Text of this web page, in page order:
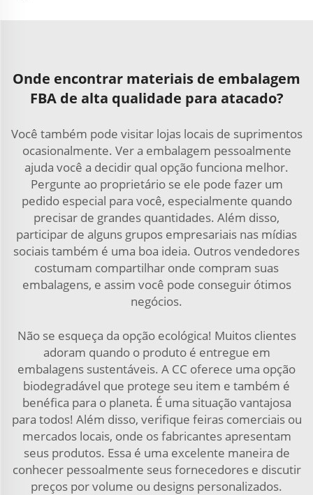
Onde encontrar materiais de embalagem
FBA de alta qualidade para atacado?
Você também pode visitar lojas locais de suprimentos
ocasionalmente. Ver a embalagem pessoalmente
ajuda você a decidir qual opção funciona melhor.
Pergunte ao proprietário se ele pode fazer um
pedido especial para você, especialmente quando
precisar de grandes quantidades. Além disso,
participar de alguns grupos empresariais nas mídias
sociais também é uma boa ideia. Outros vendedores
costumam compartilhar onde compram suas
embalagens, e assim você pode conseguir ótimos
negócios.
Não se esqueça da opção ecológica! Muitos clientes
adoram quando o produto é entregue em
embalagens sustentáveis. A CC oferece uma opção
biodegradável que protege seu item e também é
benéfica para o planeta. É uma situação vantajosa
para todos! Além disso, verifique feiras comerciais ou
mercados locais, onde os fabricantes apresentam
seus produtos. Essa é uma excelente maneira de
conhecer pessoalmente seus fornecedores e discutir
preços por volume ou designs personalizados.